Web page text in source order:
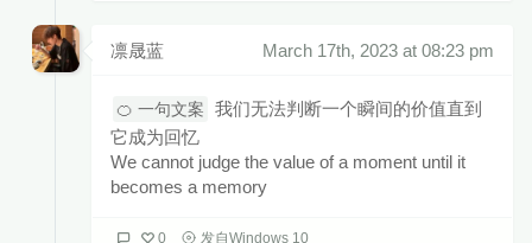
凛晟蓝 March 17th, 2023 at 08:23 pm
🍊 一句文案
我们无法判断一个瞬间的价值直到
它成为回忆
We cannot judge the value of a moment until it
becomes a memory
0 发自Windows 10